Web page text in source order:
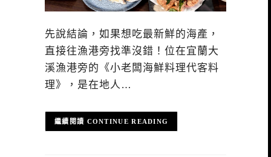
先說結論，如果想吃最新鮮的海產，
直接往漁港旁找準沒錯！位在宜蘭大
溪漁港旁的《小老闆海鮮料理代客料
理》，是在地人…
CONTINUE READING